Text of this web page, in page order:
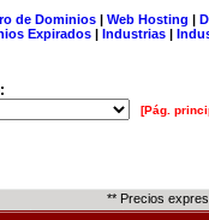
de Dominios| Web Hosting |
Expirados | Industrias |
[Pág.
** Precios